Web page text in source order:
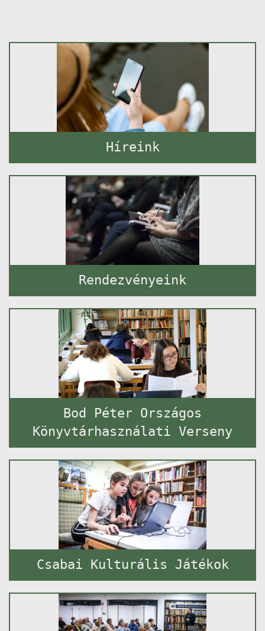
Híreink
Rendezvényeink
Bod Péter Országos
Könyvtárhasználati Verseny
Csabai Kulturális Játékok